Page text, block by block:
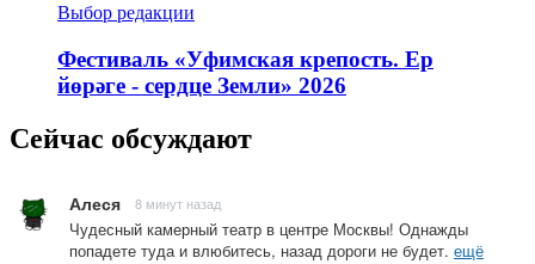
Выбор редакции
Фестиваль «Уфимская крепость. Ер
йөрәге - сердце Земли» 2026
Сейчас обсуждают
Алеся 8 минут назад
Чудесный камерный театр в центре Москвы! Однажды
попадете туда и влюбитесь, назад дороги не будет. ещё